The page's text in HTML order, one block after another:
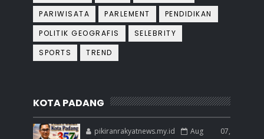
PARIWISATA
PARLEMENT
PENDIDIKAN
POLITIK GEOGRAFIS
SELEBRITY
SPORTS
TREND
KOTA PADANG
pikiranrakyatnews.my.id
Aug 07,